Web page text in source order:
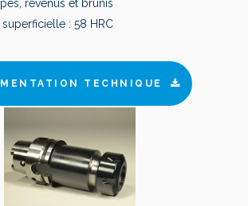
revenus et brunis
superficielle : 58 HRC
TECHNIQUE